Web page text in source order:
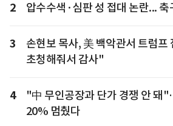
2 압수수색·심판 성 접대 논란...
3
손현보 목사, 美 백악관서 트럼프
초청해줘서 감사"
4
"中 무인공장과 단가 경쟁 안 돼
20% 멈췄다